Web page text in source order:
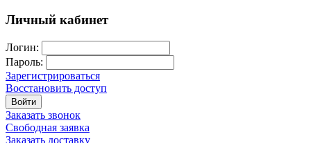
Личный кабинет
Логин:
Пароль:
Зарегистрироваться
Восстановить доступ
Войти
Заказать звонок
Свободная заявка
Заказать доставку